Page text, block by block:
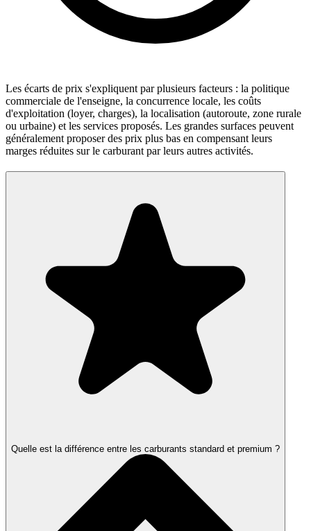
Les écarts de prix s'expliquent par plusieurs facteurs : la politique
commerciale de l'enseigne, la concurrence locale, les coûts
d'exploitation (loyer, charges), la localisation (autoroute, zone rurale
ou urbaine) et les services proposés. Les grandes surfaces peuvent
généralement proposer des prix plus bas en compensant leurs
marges réduites sur le carburant par leurs autres activités.
Quelle est la différence entre les carburants standard et premium ?